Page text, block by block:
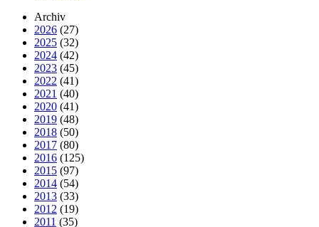
Archiv
2026 (27)
2025 (32)
2024 (42)
2023 (45)
2022 (41)
2021 (40)
2020 (41)
2019 (48)
2018 (50)
2017 (80)
2016 (125)
2015 (97)
2014 (54)
2013 (33)
2012 (19)
2011 (35)